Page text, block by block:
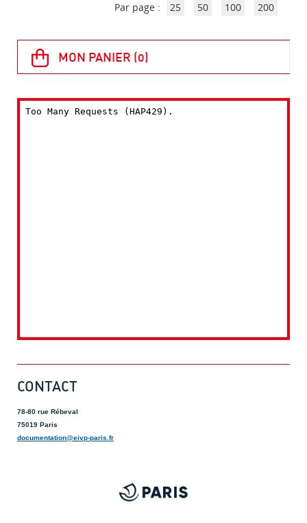
Par page :
25 50 100 200
CONTACT
78-80 rue Rébeval
75019 Paris
documentation@eivp-paris.fr